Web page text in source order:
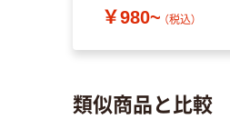
￥980~ （税込）
類似商品と比較